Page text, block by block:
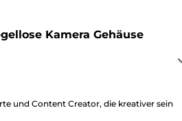
Kamera Gehäuse
und Content Creator, die kreativer sein